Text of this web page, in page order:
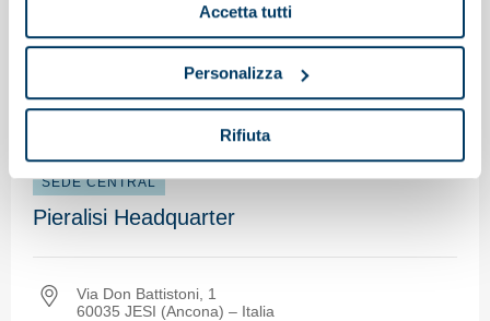
Accetta tutti
Personalizza
Rifiuta
Pieralisi en el mundo
Sur de Europa
SEDE CENTRAL
Pieralisi Headquarter
Via Don Battistoni, 1
60035 JESI (Ancona) – Italia